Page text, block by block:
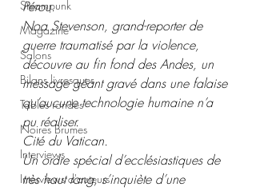
Steampunk
Magazine
Salons
Bilans livresques
Tables rondes
Noires Brumes
Interviews
Interviews d'auteurs
Pérou.
Noa Stevenson, grand-reporter de
guerre traumatisé par la violence,
découvre au fin fond des Andes, un
message géant gravé dans une falaise
qu’aucune technologie humaine n’a
pu réaliser.
Cité du Vatican.
Un ordre spécial d’ecclésiastiques de
très haut rang, s’inquiète d’une